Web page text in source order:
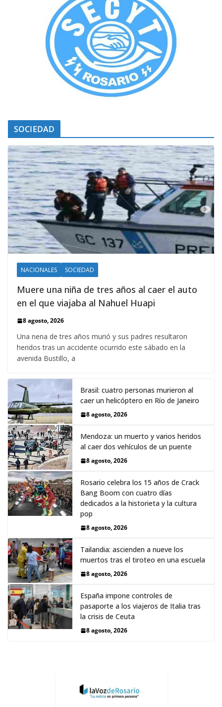
SOCIEDAD
NACIONALES SOCIEDAD
Muere una niña de tres años al caer el auto
en el que viajaba al Nahuel Huapi
8 agosto, 2026
Una nena de tres años murió y sus padres resultaron
heridos tras un accidente ocurrido este sábado en la
avenida Bustillo, a
Brasil: cuatro personas murieron al
caer un helicóptero en Río de Janeiro
8 agosto, 2026
Mendoza: un muerto y varios heridos
al caer dos vehículos de un puente
8 agosto, 2026
Rosario celebra los 15 años de Crack
Bang Boom con cuatro días
dedicados a la historieta y la cultura
pop
8 agosto, 2026
Tailandia: ascienden a nueve los
muertos tras el tiroteo en una escuela
8 agosto, 2026
España impone controles de
pasaporte a los viajeros de Italia tras
la crisis de Ceuta
8 agosto, 2026